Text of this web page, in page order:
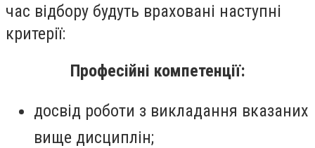
час відбору будуть враховані наступні
критерії:
Професійні компетенції:
досвід роботи з викладання вказаних
вище дисциплін;